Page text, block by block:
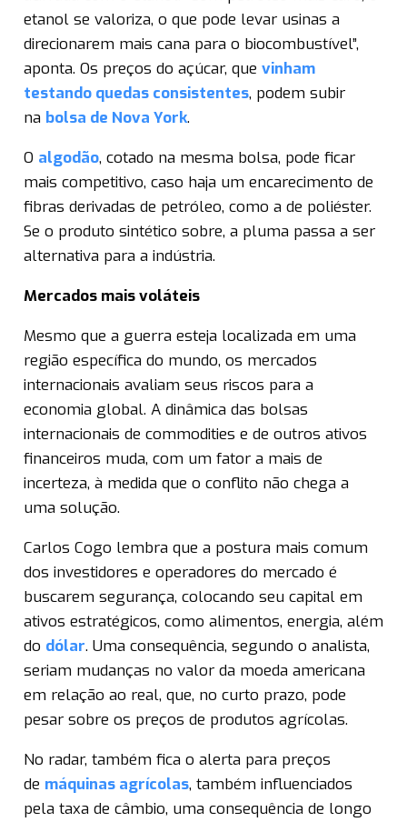
etanol se valoriza, o que pode levar usinas a
direcionarem mais cana para o biocombustível”,
aponta. Os preços do açúcar, que vinham
testando quedas consistentes, podem subir
na bolsa de Nova York.
O algodão, cotado na mesma bolsa, pode ficar
mais competitivo, caso haja um encarecimento de
fibras derivadas de petróleo, como a de poliéster.
Se o produto sintético sobre, a pluma passa a ser
alternativa para a indústria.
Mercados mais voláteis
Mesmo que a guerra esteja localizada em uma
região específica do mundo, os mercados
internacionais avaliam seus riscos para a
economia global. A dinâmica das bolsas
internacionais de commodities e de outros ativos
financeiros muda, com um fator a mais de
incerteza, à medida que o conflito não chega a
uma solução.
Carlos Cogo lembra que a postura mais comum
dos investidores e operadores do mercado é
buscarem segurança, colocando seu capital em
ativos estratégicos, como alimentos, energia, além
do dólar. Uma consequência, segundo o analista,
seriam mudanças no valor da moeda americana
em relação ao real, que, no curto prazo, pode
pesar sobre os preços de produtos agrícolas.
No radar, também fica o alerta para preços
de máquinas agrícolas, também influenciados
pela taxa de câmbio, uma consequência de longo